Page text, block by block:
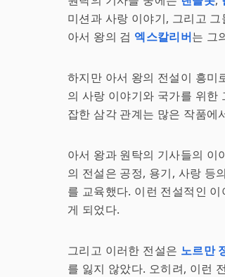
미션과 사랑 이야기, 그리고
아서 왕의 검 엑스칼리버는 그
하지만 아서 왕의 전설이 흥미
의 사랑 이야기와 국가를 위
잡한 삼각 관계는 많은 작품에
아서 왕과 원탁의 기사들의
의 전설은 공정, 용기, 사랑 등
를 교육했다. 이런 전설적인
게 되었다.
그리고 이러한 전설은 노르만
를 잃지 않았다. 오히려, 이런